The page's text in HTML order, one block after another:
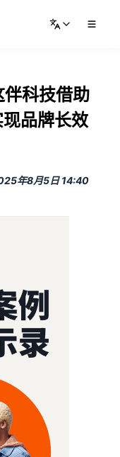
科技借助
品牌长效
年8月5日 14:40